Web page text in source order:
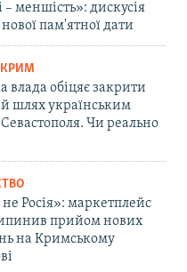
– меншість»: дискусія
пам'ятної дати
КРИМ
влада обіцяє закрити
шлях українським
Чи реально
Росія»: маркетплейс
прийом нових
на Кримському